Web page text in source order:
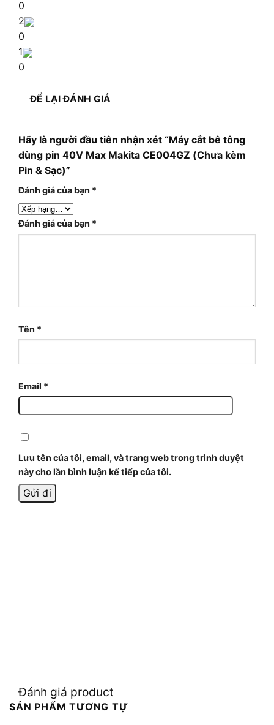
0
2
0
1
0
ĐỂ LẠI ĐÁNH GIÁ
Hãy là người đầu tiên nhận xét “Máy cắt bê tông
dùng pin 40V Max Makita CE004GZ (Chưa kèm
Pin & Sạc)”
Đánh giá của bạn *
Đánh giá của bạn *
Tên *
Email *
Lưu tên của tôi, email, và trang web trong trình duyệt
này cho lần bình luận kế tiếp của tôi.
Đánh giá product
SẢN PHẨM TƯƠNG TỰ